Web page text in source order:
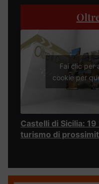
Fai clic per
cookie per
Castelli di Sicilia: 19
turismo di